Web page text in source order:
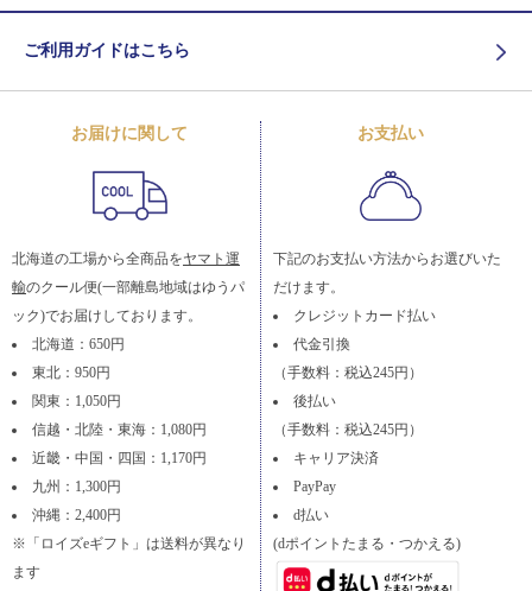
ご利用ガイドはこちら
お届けに関して
北海道の工場から全商品をヤマト運
輸のクール便(一部離島地域はゆうパ
ック)でお届けしております。
北海道：650円
東北：950円
関東：1,050円
信越・北陸・東海：1,080円
近畿・中国・四国：1,170円
九州：1,300円
沖縄：2,400円
※「ロイズeギフト」は送料が異なり
ます
お支払い
下記のお支払い方法からお選びいた
だけます。
クレジットカード払い
代金引換
（手数料：税込245円）
後払い
（手数料：税込245円）
キャリア決済
PayPay
d払い
(dポイントたまる・つかえる)